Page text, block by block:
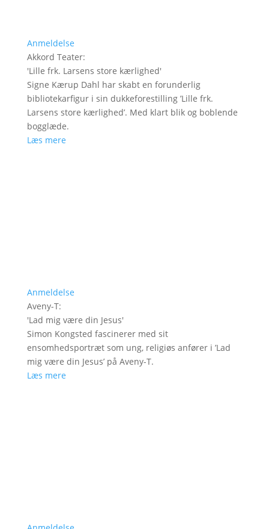
Anmeldelse
Akkord Teater:
'Lille frk. Larsens store kærlighed'
Signe Kærup Dahl har skabt en forunderlig
bibliotekarfigur i sin dukkeforestilling ’Lille frk.
Larsens store kærlighed’. Med klart blik og boblende
bogglæde.
Læs mere
Anmeldelse
Aveny-T:
'Lad mig være din Jesus'
Simon Kongsted fascinerer med sit
ensomhedsportræt som ung, religiøs anfører i ’Lad
mig være din Jesus’ på Aveny-T.
Læs mere